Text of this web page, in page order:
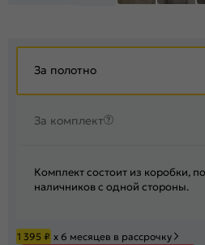
За полотно
За комплект
Комплект состоит из коробки,
наличников с одной стороны.
1 395 ₽ х 6 месяцев в рассрочку